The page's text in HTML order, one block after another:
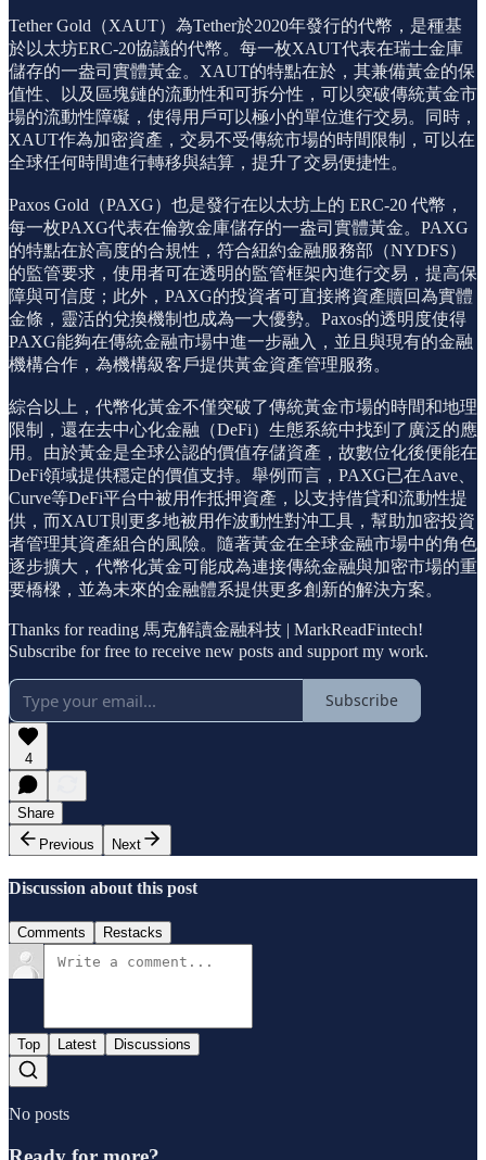
Tether Gold（XAUT）為Tether於2020年發行的代幣，是種基
於以太坊ERC-20協議的代幣。每一枚XAUT代表在瑞士金庫
儲存的一盎司實體黃金。XAUT的特點在於，其兼備黃金的保
值性、以及區塊鏈的流動性和可拆分性，可以突破傳統黃金市
場的流動性障礙，使得用戶可以極小的單位進行交易。同時，
XAUT作為加密資產，交易不受傳統市場的時間限制，可以在
全球任何時間進行轉移與結算，提升了交易便捷性。
Paxos Gold（PAXG）也是發行在以太坊上的 ERC-20 代幣，
每一枚PAXG代表在倫敦金庫儲存的一盎司實體黃金。PAXG
的特點在於高度的合規性，符合紐約金融服務部（NYDFS）
的監管要求，使用者可在透明的監管框架內進行交易，提高保
障與可信度；此外，PAXG的投資者可直接將資產贖回為實體
金條，靈活的兌換機制也成為一大優勢。Paxos的透明度使得
PAXG能夠在傳統金融市場中進一步融入，並且與現有的金融
機構合作，為機構級客戶提供黃金資產管理服務。
綜合以上，代幣化黃金不僅突破了傳統黃金市場的時間和地理
限制，還在去中心化金融（DeFi）生態系統中找到了廣泛的應
用。由於黃金是全球公認的價值存儲資產，故數位化後便能在
DeFi領域提供穩定的價值支持。舉例而言，PAXG已在Aave、
Curve等DeFi平台中被用作抵押資產，以支持借貸和流動性提
供，而XAUT則更多地被用作波動性對沖工具，幫助加密投資
者管理其資產組合的風險。隨著黃金在全球金融市場中的角色
逐步擴大，代幣化黃金可能成為連接傳統金融與加密市場的重
要橋樑，並為未來的金融體系提供更多創新的解決方案。
Thanks for reading 馬克解讀金融科技 | MarkReadFintech!
Subscribe for free to receive new posts and support my work.
Subscribe
4
Share
Previous
Next
Discussion about this post
Comments Restacks
Top Latest Discussions
No posts